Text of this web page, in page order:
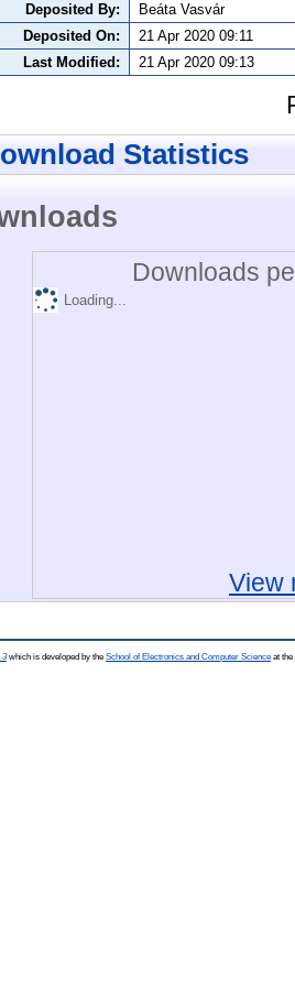
Deposited By:
Beáta Vasvár
Deposited On:
21 Apr 2020 09:11
Last Modified:
21 Apr 2020 09:13
Statistics
Downloads
Loading...
View
3which is developed by the School of Electronics and Computer Science at